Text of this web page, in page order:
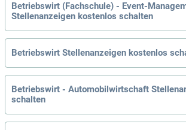
Betriebswirt (Fachschule) - Event-
Stellenanzeigen kostenlos schalten
Betriebswirt Stellenanzeigen kostenlos
Betriebswirt - Automobilwirtschaft
schalten